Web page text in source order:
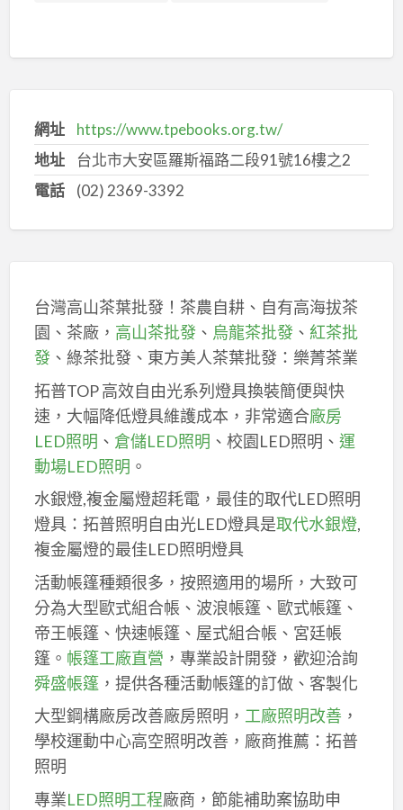
網址
https://www.tpebooks.org.tw/
地址
台北市大安區羅斯福路二段91號16樓之2
電話
(02) 2369-3392
台灣高山茶葉批發！茶農自耕、自有高海拔茶
園、茶廠， 高山茶批發、 烏龍茶批發、 紅茶批
發、綠茶批發、東方美人茶葉批發：樂菁茶業
拓普TOP 高效自由光系列燈具換裝簡便與快
速，大幅降低燈具維護成本，非常適合廠房
LED照明 、 倉儲LED照明 、校園LED照明、 運
動場LED照明 。
水銀燈,複金屬燈超耗電，最佳的取代LED照明
燈具：拓普照明自由光LED燈具是取代水銀燈,
複金屬燈的最佳LED照明燈具
活動帳篷種類很多，按照適用的場所，大致可
分為大型歐式組合帳、波浪帳篷、歐式帳篷、
帝王帳篷、快速帳篷、屋式組合帳、宮廷帳
篷。 帳篷工廠直營 ，專業設計開發，歡迎洽詢
舜盛帳篷，提供各種活動帳篷的訂做、客製化
大型鋼構廠房改善廠房照明， 工廠照明改善，
學校運動中心高空照明改善，廠商推薦：拓普
照明
專業LED照明工程廠商，節能補助案協助申